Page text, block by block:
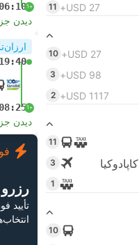
USD 27+
11
USD 27+
10
USD 98+
3
USD 1117+
2
11
3
1
10
+1
دیدن
19:40
+1
دیدن
تأیید